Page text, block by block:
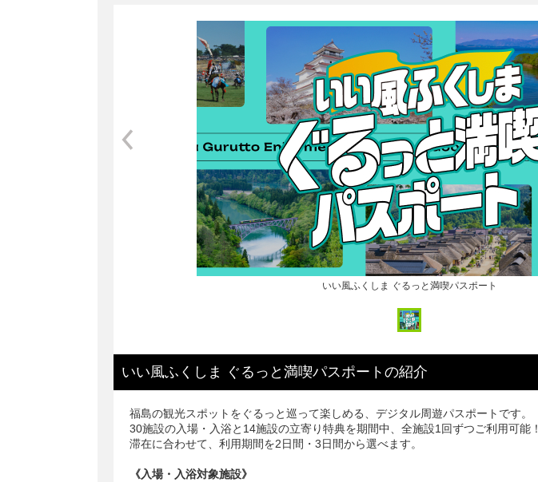
いい風ふくしま ぐるっと満喫パスポート
いい風ふくしま ぐるっと満喫パスポート の紹介
福島の観光スポットをぐるっと巡って楽しめる、デジタル周遊パスポートです。
30施設の入場・入浴と14施設の立寄り特典を期間中、全施設1回ずつご利用可能！
滞在に合わせて、利用期間を2日間・3日間から選べます。
《入場・入浴対象施設》